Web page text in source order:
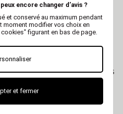
de ciseaux :
offrent une solution
ciseaux en sécurité
utilisez pas. Ces pochettes
paire de ciseaux, les
pour éviter tout risque de
toilettage à poser :Si vous
à portée de main
porte-ciseaux de
une table ou une
option. Ils vous
encore changer d’avis ?
et conservé au maximum pendant
moment modifier vos choix en
figurant en bas de page.
et fermer